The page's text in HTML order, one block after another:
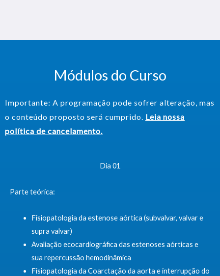
Módulos do Curso
Importante: A programação pode sofrer alteração, mas
o conteúdo proposto será cumprido. Leia nossa
política de cancelamento.
Dia 01
Parte teórica:
Fisiopatologia da estenose aórtica (subvalvar, valvar e
supra valvar)
Avaliação ecocardiográfica das estenoses aórticas e
sua repercussão hemodinâmica
Fisiopatologia da Coarctação da aorta e interrupção do